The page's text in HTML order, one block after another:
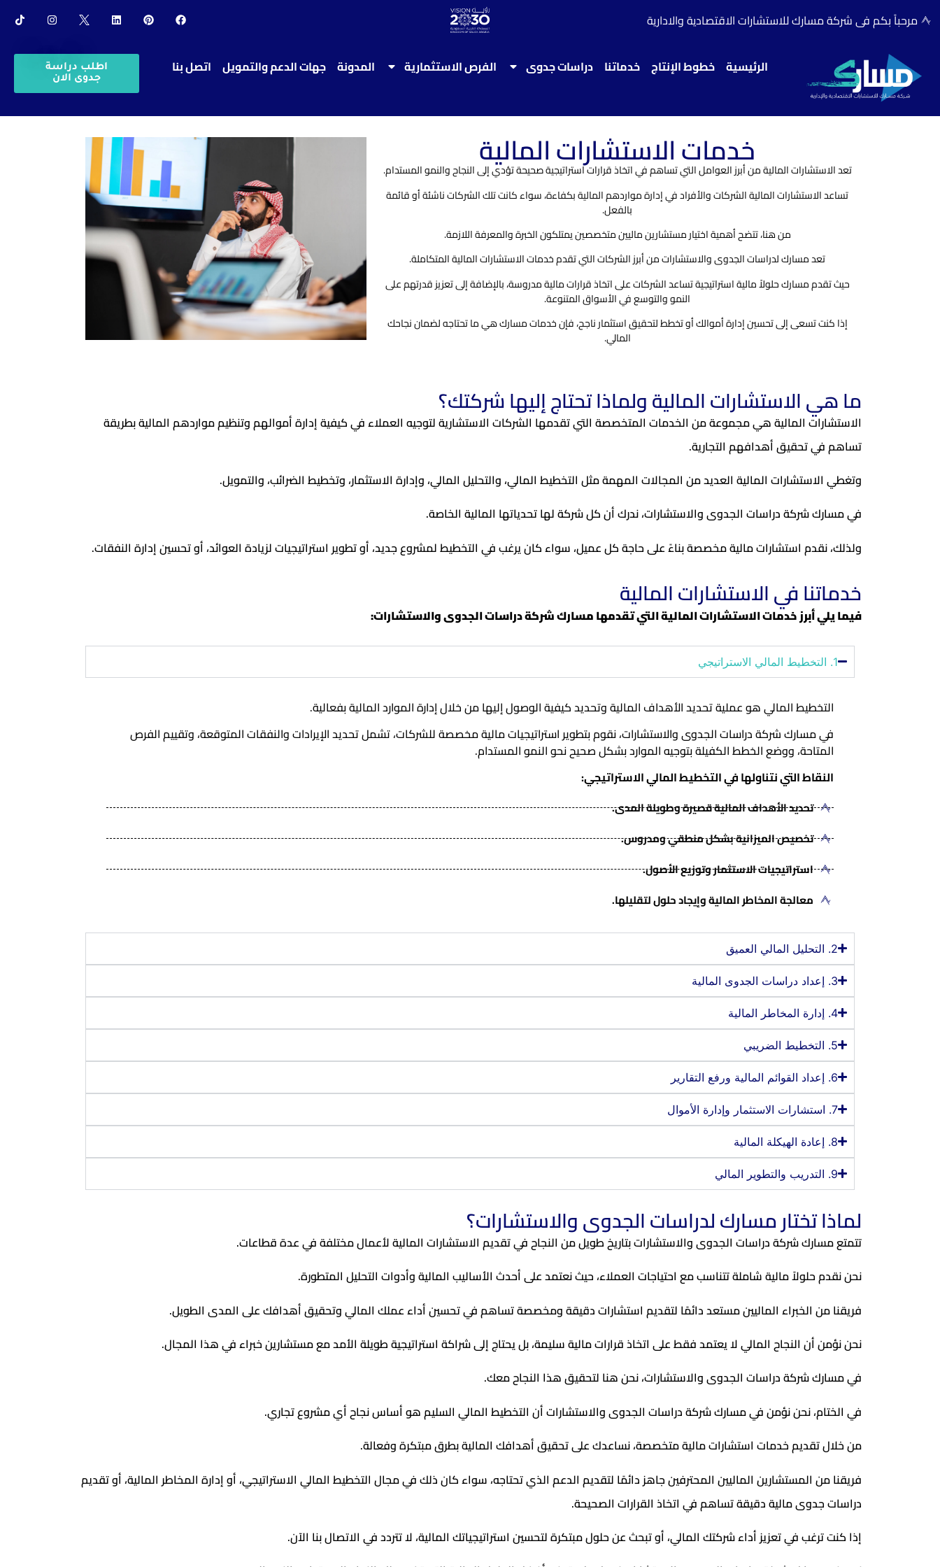
مرحباً بكم فى شركة مسارك للاستشارات الاقتصادية والادارية
الرئيسية خطوط الإنتاج خدماتنا دراسات جدوى الفرص الاستثمارية المدونة جهات الدعم والتمويل اتصل بنا
اطلب دراسة
جدوى الان
خدمات الاستشارات المالية​
تعد الاستشارات المالية من أبرز العوامل التي تساهم في اتخاذ قرارات استراتيجية صحيحة تؤدي إلى النجاح والنمو المستدام.
تساعد الاستشارات المالية الشركات والأفراد في إدارة مواردهم المالية بكفاءة، سواء كانت تلك الشركات ناشئة أو قائمة
بالفعل.
من هنا، تتضح أهمية اختيار مستشارين ماليين متخصصين يمتلكون الخبرة والمعرفة اللازمة.
تعد مسارك لدراسات الجدوى والاستشارات من أبرز الشركات التي تقدم خدمات الاستشارات المالية المتكاملة.
حيث تقدم مسارك حلولاً مالية استراتيجية تساعد الشركات على اتخاذ قرارات مالية مدروسة، بالإضافة إلى تعزيز قدرتهم على
النمو والتوسع في الأسواق المتنوعة.
إذا كنت تسعى إلى تحسين إدارة أموالك أو تخطط لتحقيق استثمار ناجح، فإن خدمات مسارك هي ما تحتاجه لضمان نجاحك
المالي.
ما هي الاستشارات المالية ولماذا تحتاج إليها شركتك؟
الاستشارات المالية هي مجموعة من الخدمات المتخصصة التي تقدمها الشركات الاستشارية لتوجيه العملاء في كيفية إدارة أموالهم وتنظيم مواردهم المالية بطريقة
تساهم في تحقيق أهدافهم التجارية.
وتغطي الاستشارات المالية العديد من المجالات المهمة مثل التخطيط المالي، والتحليل المالي، وإدارة الاستثمار، وتخطيط الضرائب، والتمويل.
في مسارك شركة دراسات الجدوى والاستشارات، ندرك أن كل شركة لها تحدياتها المالية الخاصة.
ولذلك، نقدم استشارات مالية مخصصة بناءً على حاجة كل عميل، سواء كان يرغب في التخطيط لمشروع جديد، أو تطوير استراتيجيات لزيادة العوائد، أو تحسين إدارة النفقات.
خدماتنا في الاستشارات المالية
فيما يلي أبرز خدمات الاستشارات المالية التي تقدمها مسارك شركة دراسات الجدوى والاستشارات:
1. التخطيط المالي الاستراتيجي
التخطيط المالي هو عملية تحديد الأهداف المالية وتحديد كيفية الوصول إليها من خلال إدارة الموارد المالية بفعالية.
في مسارك شركة دراسات الجدوى والاستشارات، نقوم بتطوير استراتيجيات مالية مخصصة للشركات، تشمل تحديد الإيرادات والنفقات المتوقعة، وتقييم الفرص
المتاحة، ووضع الخطط الكفيلة بتوجيه الموارد بشكل صحيح نحو النمو المستدام.
النقاط التي نتناولها في التخطيط المالي الاستراتيجي:
تحديد الأهداف المالية قصيرة وطويلة المدى.
تخصيص الميزانية بشكل منطقي ومدروس.
استراتيجيات الاستثمار وتوزيع الأصول.
معالجة المخاطر المالية وإيجاد حلول لتقليلها.
2. التحليل المالي العميق
3. إعداد دراسات الجدوى المالية
4. إدارة المخاطر المالية
5. التخطيط الضريبي
6. إعداد القوائم المالية ورفع التقارير
7. استشارات الاستثمار وإدارة الأموال
8. إعادة الهيكلة المالية
9. التدريب والتطوير المالي
لماذا تختار مسارك لدراسات الجدوى والاستشارات؟
تتمتع مسارك شركة دراسات الجدوى والاستشارات بتاريخ طويل من النجاح في تقديم الاستشارات المالية لأعمال مختلفة في عدة قطاعات.
نحن نقدم حلولاً مالية شاملة تتناسب مع احتياجات العملاء، حيث نعتمد على أحدث الأساليب المالية وأدوات التحليل المتطورة.
فريقنا من الخبراء الماليين مستعد دائمًا لتقديم استشارات دقيقة ومخصصة تساهم في تحسين أداء عملك المالي وتحقيق أهدافك على المدى الطويل.
نحن نؤمن أن النجاح المالي لا يعتمد فقط على اتخاذ قرارات مالية سليمة، بل يحتاج إلى شراكة استراتيجية طويلة الأمد مع مستشارين خبراء في هذا المجال.
في مسارك شركة دراسات الجدوى والاستشارات، نحن هنا لتحقيق هذا النجاح معك.
في الختام، نحن نؤمن في مسارك شركة دراسات الجدوى والاستشارات أن التخطيط المالي السليم هو أساس نجاح أي مشروع تجاري.
من خلال تقديم خدمات استشارات مالية متخصصة، نساعدك على تحقيق أهدافك المالية بطرق مبتكرة وفعالة.
فريقنا من المستشارين الماليين المحترفين جاهز دائمًا لتقديم الدعم الذي تحتاجه، سواء كان ذلك في مجال التخطيط المالي الاستراتيجي، أو إدارة المخاطر المالية، أو تقديم
دراسات جدوى مالية دقيقة تساهم في اتخاذ القرارات الصحيحة.
إذا كنت ترغب في تعزيز أداء شركتك المالي، أو تبحث عن حلول مبتكرة لتحسين استراتيجياتك المالية، لا تتردد في الاتصال بنا الآن.